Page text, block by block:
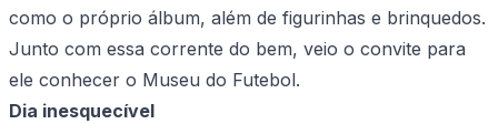
como o próprio álbum, além de figurinhas e brinquedos.
Junto com essa corrente do bem, veio o convite para
ele conhecer o Museu do Futebol.
Dia inesquecível